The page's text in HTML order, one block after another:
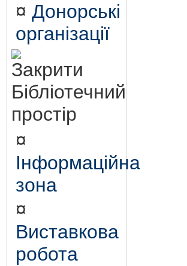
¤ Донорські
організації
Бібліотечний
простір
¤
Інформаційна
зона
¤
Виставкова
робота